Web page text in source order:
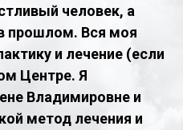
человек, а
прошлом. Вся моя
и лечение (если
Центре. Я
Владимировне и
метод лечения и